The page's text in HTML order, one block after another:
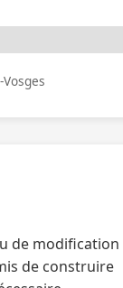
de modification
de construire